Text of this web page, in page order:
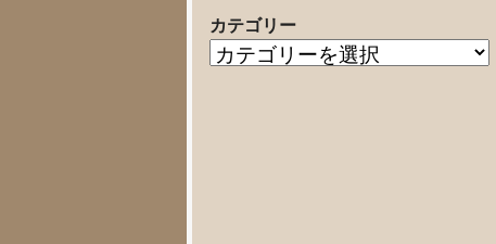
の
記
カテゴリー
カ